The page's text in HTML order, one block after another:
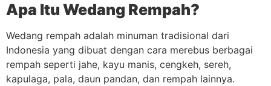
Apa Itu Wedang Rempah?
Wedang rempah adalah minuman tradisional dari
Indonesia yang dibuat dengan cara merebus berbagai
rempah seperti jahe, kayu manis, cengkeh, sereh,
kapulaga, pala, daun pandan, dan rempah lainnya.